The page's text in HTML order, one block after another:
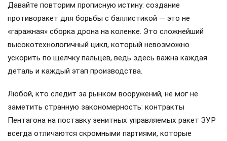
Давайте повторим прописную истину: создание
противоракет для борьбы с баллистикой — это не
«гаражная» сборка дрона на коленке. Это сложнейший
высокотехнологичный цикл, который невозможно
ускорить по щелчку пальцев, ведь здесь важна каждая
деталь и каждый этап производства.
Любой, кто следит за рынком вооружений, не мог не
заметить странную закономерность: контракты
Пентагона на поставку зенитных управляемых ракет ЗУР
всегда отличаются скромными партиями, которые